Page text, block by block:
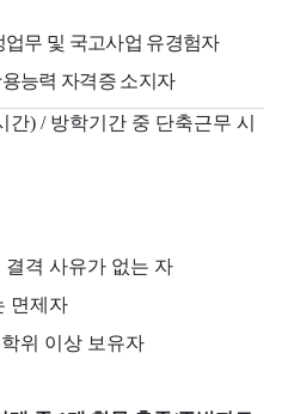
업무 및 국고사업 유경험자
능력 자격증 소지자
간) / 방학기간 중 단축근무 시
결격 사유가 없는 자
면제자
위 이상 보유자